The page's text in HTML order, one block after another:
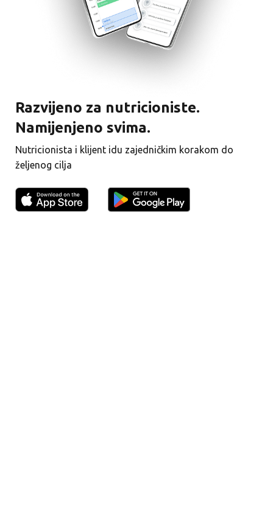
Razvijeno za nutricioniste.
Namijenjeno svima.
Nutricionista i klijent idu zajedničkim korakom do
željenog cilja